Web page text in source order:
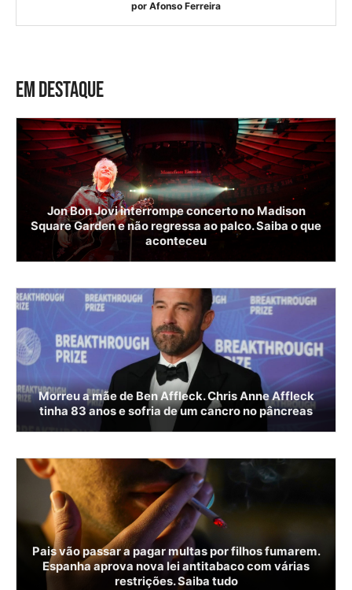
por Afonso Ferreira
EM DESTAQUE
Jon Bon Jovi interrompe concerto no Madison
Square Garden e não regressa ao palco. Saiba o que
aconteceu
Morreu a mãe de Ben Affleck. Chris Anne Affleck
tinha 83 anos e sofria de um cancro no pâncreas
Pais vão passar a pagar multas por filhos fumarem.
Espanha aprova nova lei antitabaco com várias
restrições. Saiba tudo